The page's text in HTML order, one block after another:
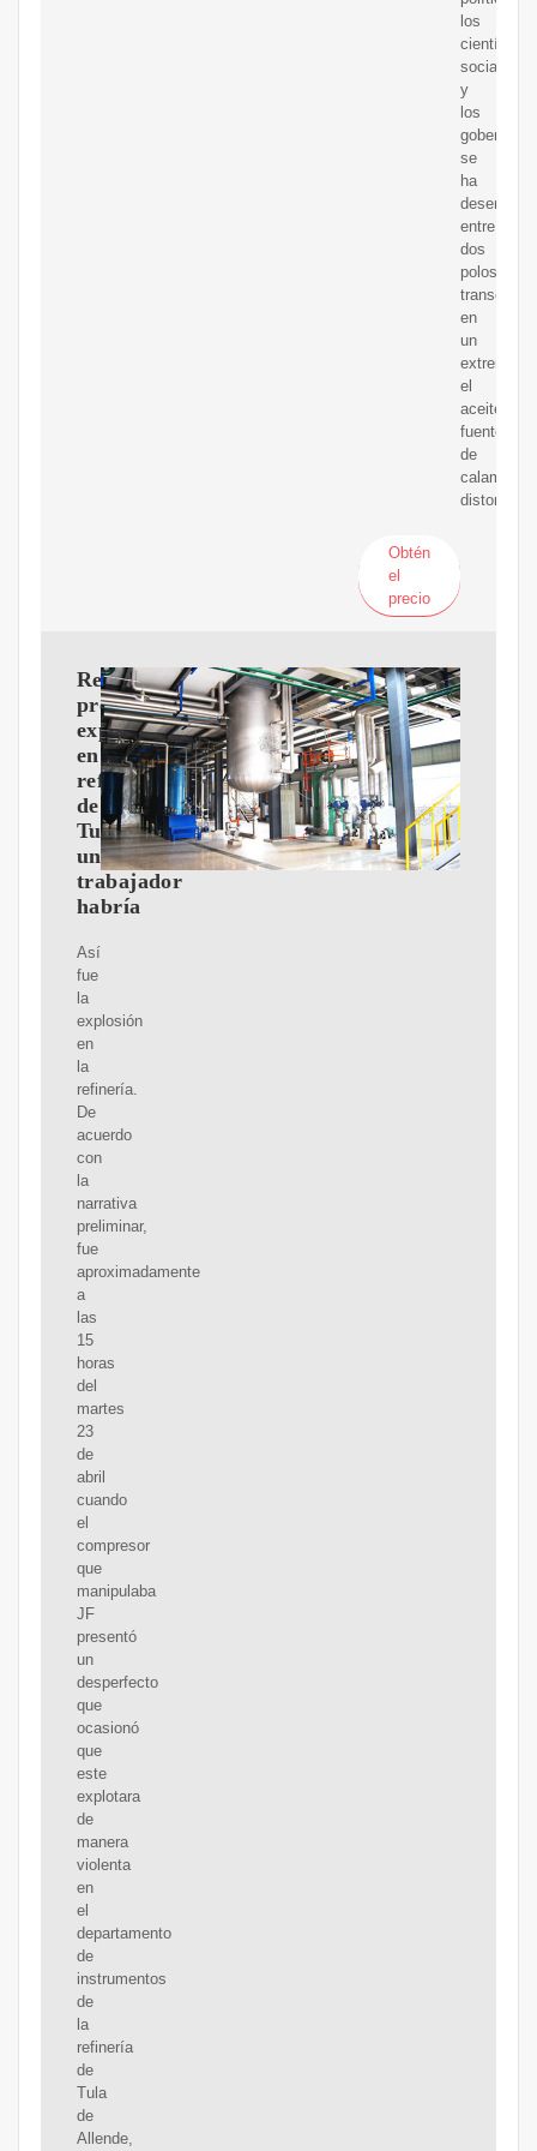
los
científicos
sociales
y
los
se
ha
entre
dos
polos
en
un
extremo,
el
fuente
de
Obtén
el
precio
Reportan
presunta
explosión
en
refinería
de
Tula;
un
trabajador
habría
Así
fue
la
explosión
en
la
refinería.
De
acuerdo
con
la
narrativa
preliminar,
fue
aproximadamente
a
las
15
horas
del
martes
23
de
abril
cuando
el
compresor
que
manipulaba
JF
presentó
un
desperfecto
que
ocasionó
que
este
explotara
de
manera
violenta
en
el
departamento
de
instrumentos
de
la
refinería
de
Tula
de
Allende,